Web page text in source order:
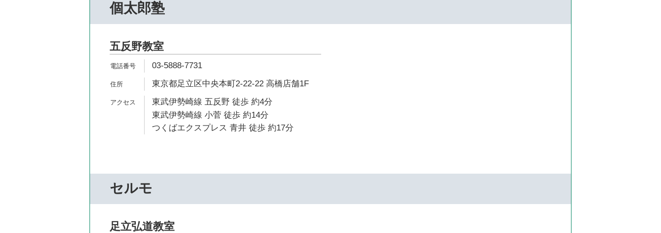
個太郎塾
五反野教室
03-5888-7731
東京都足立区中央本町2-22-22 高橋店舗1F
東武伊勢崎線 五反野 徒歩 約4分
東武伊勢崎線 小菅 徒歩 約14分
つくばエクスプレス 青井 徒歩 約17分
セルモ
足立弘道教室